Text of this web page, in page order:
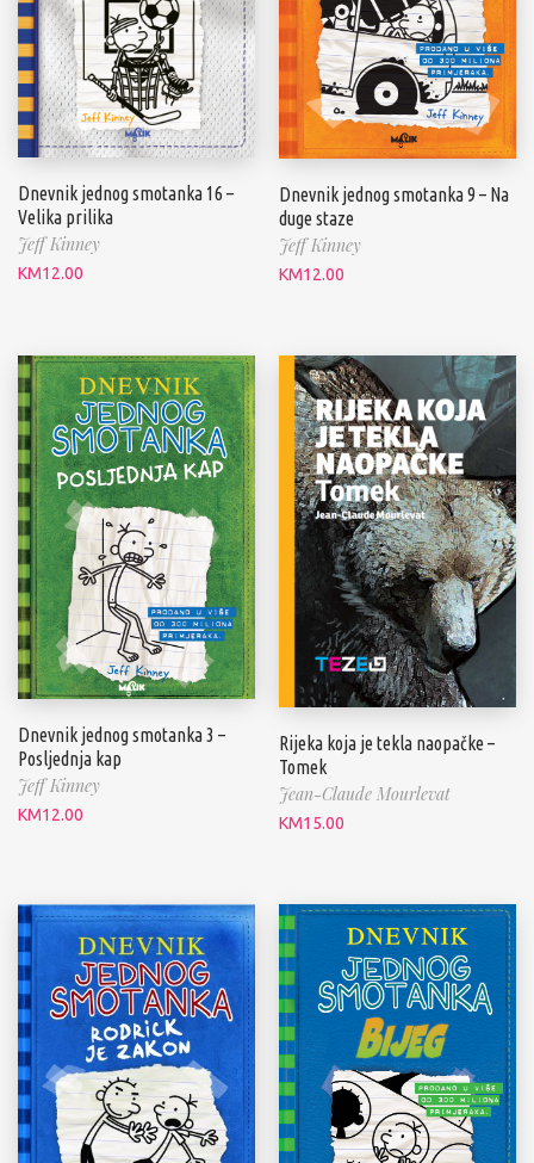
Dnevnik jednog smotanka 16 –
Velika prilika
Jeff Kinney
KM12.00
Dnevnik jednog smotanka 9 – Na
duge staze
Jeff Kinney
KM12.00
Dnevnik jednog smotanka 3 –
Posljednja kap
Jeff Kinney
KM12.00
Rijeka koja je tekla naopačke –
Tomek
Jean-Claude Mourlevat
KM15.00